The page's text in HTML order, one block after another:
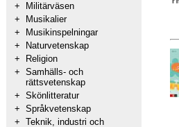
+
Militärväsen
+
Musikalier
+
Musikinspelningar
+
Naturvetenskap
+
Religion
+ Samhälls- och
rättsvetenskap
+ Skönlitteratur
+ Språkvetenskap
+ Teknik, industri och